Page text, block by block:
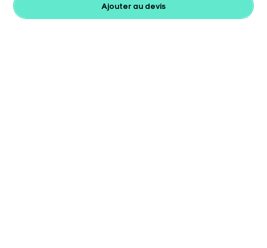
Ajouter au devis